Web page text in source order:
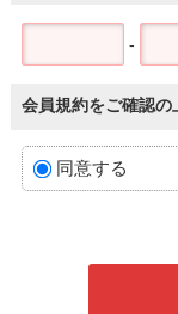
-
会員規約をご確認
同意する